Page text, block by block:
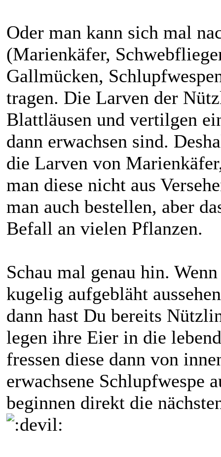
Oder man kann sich mal
(Marienkäfer,
Gallmücken,
tragen. Die Larven der
Blattläusen und vertilgen
dann erwachsen sind.
die Larven von
man diese nicht aus
man auch bestellen, aber
Befall an vielen Pflanzen.
Schau mal genau hin.
kugelig aufgebläht
dann hast Du bereits
legen ihre Eier in die
fressen diese dann von
erwachsene Schlupfwespe
beginnen direkt die